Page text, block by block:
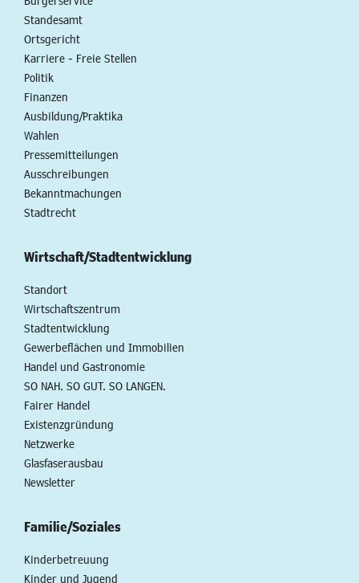
Standesamt
Ortsgericht
Karriere - Freie Stellen
Politik
Finanzen
Ausbildung/Praktika
Wahlen
Pressemitteilungen
Ausschreibungen
Bekanntmachungen
Stadtrecht
Wirtschaft/Stadtentwicklung
Standort
Wirtschaftszentrum
Stadtentwicklung
Gewerbeflächen und Immobilien
Handel und Gastronomie
SO NAH. SO GUT. SO LANGEN.
Fairer Handel
Existenzgründung
Netzwerke
Glasfaserausbau
Newsletter
Familie/Soziales
Kinderbetreuung
Kinder und Jugend